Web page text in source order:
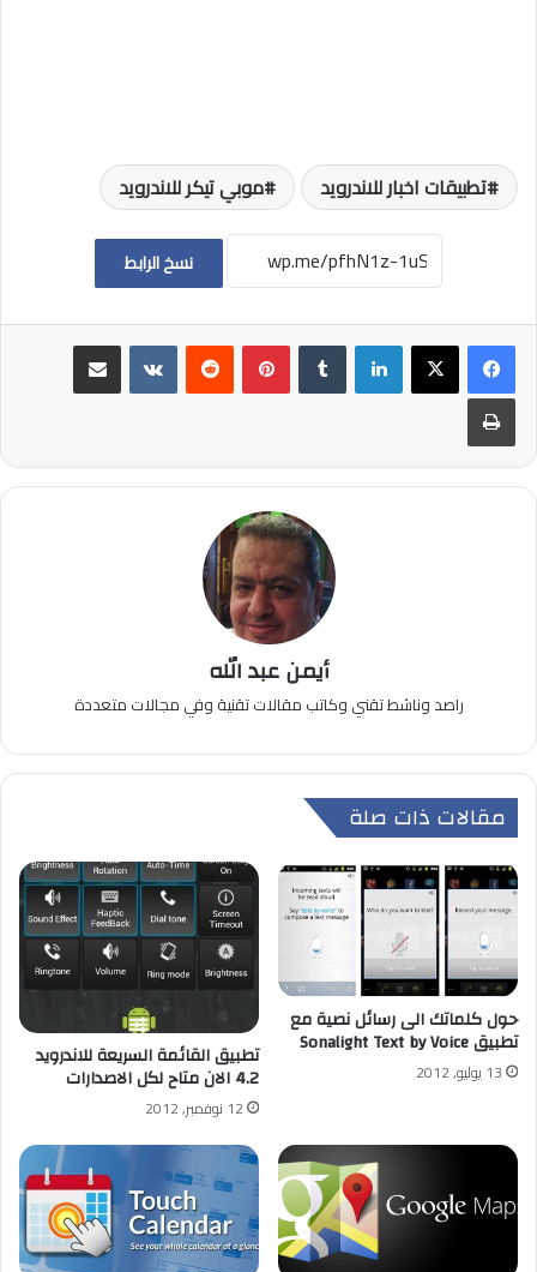
تطبيقات اخبار للاندرويد موبي تيكر للاندرويد
نسخ الرابط
لينكدإن بينتيريست
مشاركة عبر البريد
طباعة
أيمن عبد الله
راصد وناشط تقني وكاتب مقالات تقنية وفي مجالات متعددة
مقالات ذات صلة
حول كلماتك الى رسائل نصية مع
تطبيق Sonalight Text by Voice
13 يوليو, 2012 تطبيق القائمة السريعة للاندرويد
4.2 الان متاح لكل الاصدارات
12 نوفمبر, 2012